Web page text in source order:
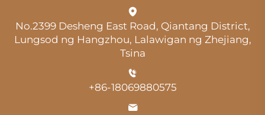
No.2399 Desheng East Road, Qiantang District,
Lungsod ng Hangzhou, Lalawigan ng Zhejiang,
Tsina
+86-18069880575